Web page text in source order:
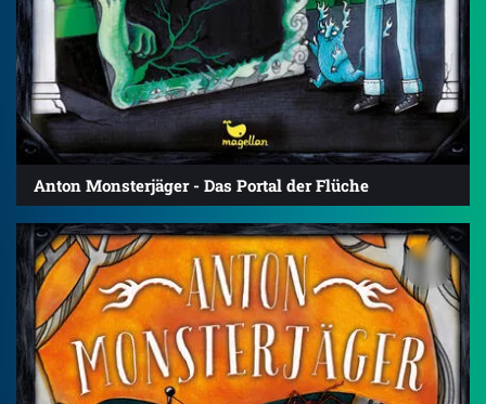
Anton Monsterjäger - Das Portal der Flüche